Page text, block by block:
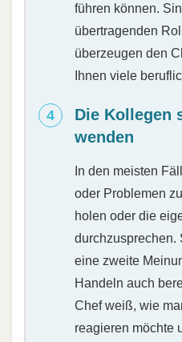
führen können.
übertragenden
überzeugen den
Ihnen viele
Die Kollegen
wenden
In den meisten
oder Problemen
holen oder die
durchzusprechen.
eine zweite
Handeln auch
Chef weiß, wie
reagieren möchte